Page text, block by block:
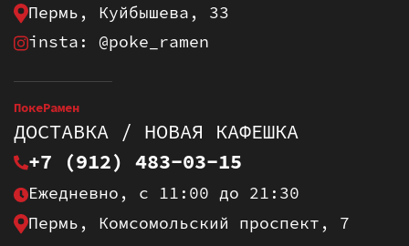
Пермь, Куйбышева, 33
insta: @poke_ramen
ПокеРамен
ДОСТАВКА / НОВАЯ КАФЕШКА
+7 (912) 483-03-15
Ежедневно, с 11:00 до 21:30
Пермь, Комсомольский проспект, 7